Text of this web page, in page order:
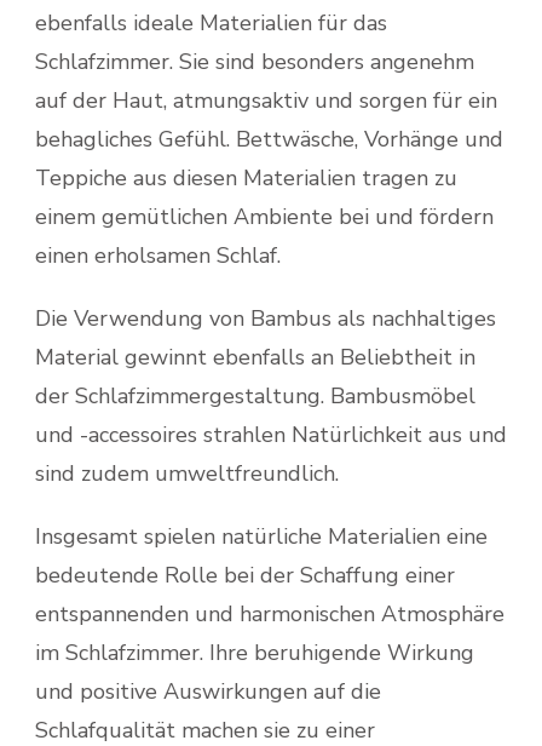
ebenfalls ideale Materialien für das
Schlafzimmer. Sie sind besonders angenehm
auf der Haut, atmungsaktiv und sorgen für ein
behagliches Gefühl. Bettwäsche, Vorhänge und
Teppiche aus diesen Materialien tragen zu
einem gemütlichen Ambiente bei und fördern
einen erholsamen Schlaf.
Die Verwendung von Bambus als nachhaltiges
Material gewinnt ebenfalls an Beliebtheit in
der Schlafzimmergestaltung. Bambusmöbel
und -accessoires strahlen Natürlichkeit aus und
sind zudem umweltfreundlich.
Insgesamt spielen natürliche Materialien eine
bedeutende Rolle bei der Schaffung einer
entspannenden und harmonischen Atmosphäre
im Schlafzimmer. Ihre beruhigende Wirkung
und positive Auswirkungen auf die
Schlafqualität machen sie zu einer